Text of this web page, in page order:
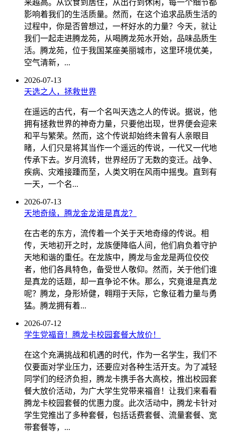
来越高。从饮食到居住，从出行到休闲，每一个细节都
影响着我们的生活质量。然而，在这个追求品质生活的
过程中，你是否曾想过，一杯好水的力量？今天，就让
我们一起走进腾龙苑，从喝腾龙苑水开始，品味品质生
活。腾龙苑，位于我国某座美丽城市，这里环境优美，
空气清新，...
2026-07-13
天选之人，拯救世界
在遥远的古代，有一个名叫天选之人的传说。据说，他
拥有拯救世界的神奇力量，只要他出现，世界便会迎来
和平与繁荣。然而，这个传说却始终未曾有人亲眼目
睹，人们只是将其当作一个遥远的传说，一代又一代地
传承下去。岁月流转，世界经历了无数的变迁。战争、
疾病、灾难接踵而至，人类文明在风雨中摇曳。直到有
一天，一个名...
2026-07-13
天地奇缘，腾龙金龙谁是真龙？
在古老的东方，流传着一个关于天地奇缘的传说。相
传，天地初开之时，龙族便降临人间，他们肩负着守护
天地和谐的重任。在龙族中，腾龙与金龙是两位佼佼
者，他们各具特色，备受世人敬仰。然而，关于他们谁
是真龙的话题，却一直争论不休。那么，究竟谁是真龙
呢？腾龙，身形矫健，翱翔于天际，它象征着力量与勇
猛。腾龙拥有着...
2026-07-12
学生党福音！腾龙卡校园套餐大放价！
在这个充满挑战和机遇的时代，作为一名学生，我们不
仅要面对学业压力，还要应对各种生活开支。为了减轻
同学们的经济负担，腾龙卡携手各大高校，推出校园套
餐大放价活动，为广大学生党带来福音！让我们来看看
腾龙卡校园套餐的优惠力度。此次活动中，腾龙卡针对
学生党推出了多种套餐，包括话费套餐、流量套餐、宽
带套餐等，...